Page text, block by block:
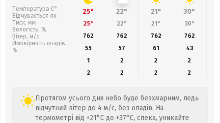
Температура С°
Відчувається як
Тиск, мм
Вологість, %
Вітер, м/с
Ймовірність опадів,
%
25° 22° 21° 30°
25° 22° 21° 30°
762
762 762 762
55
57 61 43
1
2 2
2
2
2 2 2
Протягом усього дня небо буде безхмарним, ледь
відчутний вітер до 4 м/с, без опадів. На
термометрі від +21°C до +37°C, спека, уникайте